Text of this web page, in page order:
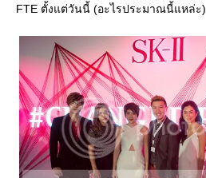
FTE ตั้งแต่วันนี้ (อะไรประมาณนี้แหล่ะ)